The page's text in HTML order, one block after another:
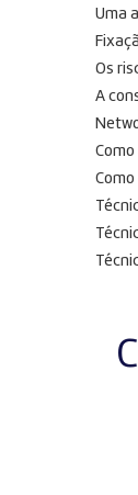
Uma
Os
A